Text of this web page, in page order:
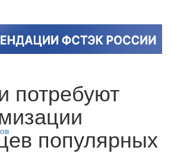
потребуют
популярных